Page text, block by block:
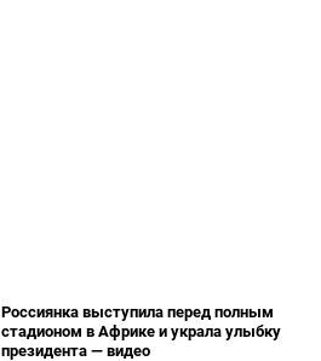
Россиянка выступила перед полным
стадионом в Африке и украла улыбку
президента — видео